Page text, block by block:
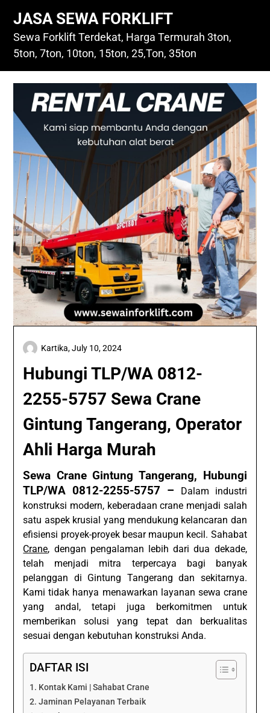
content
JASA SEWA FORKLIFT
Sewa Forklift Terdekat, Harga Termurah 3ton,
5ton, 7ton, 10ton, 15ton, 25,Ton, 35ton
Hubungi TLP/WA 0812-
2255-5757 Sewa Crane
Gintung Tangerang, Operator
Ahli Harga Murah
Kartika,July 10, 2024
Sewa Crane Gintung Tangerang, Hubungi
TLP/WA 0812-2255-5757 –
Dalam industri
konstruksi modern, keberadaan crane menjadi salah
satu aspek krusial yang mendukung kelancaran dan
efisiensi proyek-proyek besar maupun kecil. Sahabat
Crane, dengan pengalaman lebih dari dua dekade,
telah menjadi mitra terpercaya bagi banyak
pelanggan di Gintung Tangerang dan sekitarnya.
Kami tidak hanya menawarkan layanan sewa crane
yang andal, tetapi juga berkomitmen untuk
memberikan solusi yang tepat dan berkualitas
sesuai dengan kebutuhan konstruksi Anda.
DAFTAR ISI
Kontak Kami | Sahabat Crane
Jaminan Pelayanan Terbaik